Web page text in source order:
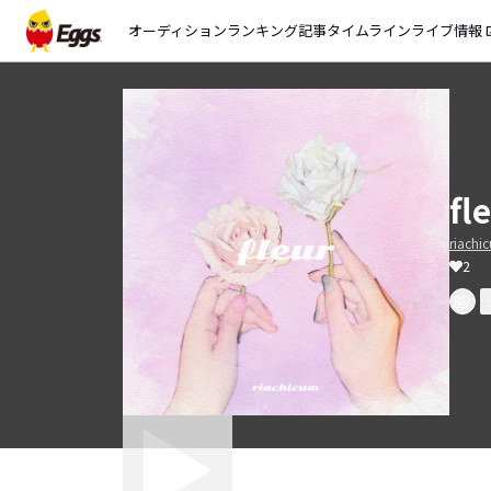
オーディションランキング記事タイムラインライブ情報
2